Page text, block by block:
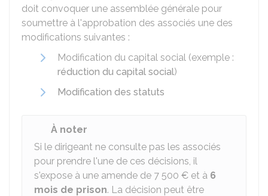
doit convoquer une assemblée générale pour
soumettre à l'approbation des associés une des
modifications suivantes :
Modification du capital social (exemple :
réduction du capital social)
Modification des statuts
À noter
Si le dirigeant ne consulte pas les associés
pour prendre l'une de ces décisions, il
s'expose à une amende de 7 500 € et à 6
mois de prison. La décision peut être